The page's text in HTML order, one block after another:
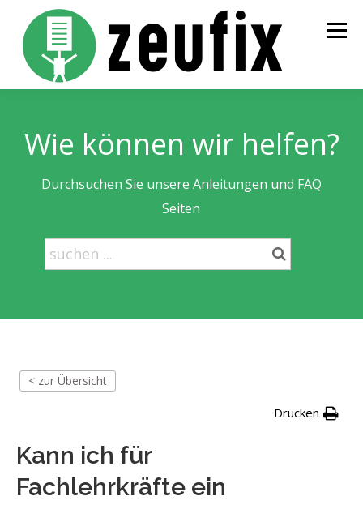
springen
Menü
KONTAKT LOGIN
Wie können wir helfen?
Durchsuchen Sie unsere Anleitungen und FAQ
Seiten
< zur Übersicht
Drucken
Kann ich für
Fachlehrkräfte ein